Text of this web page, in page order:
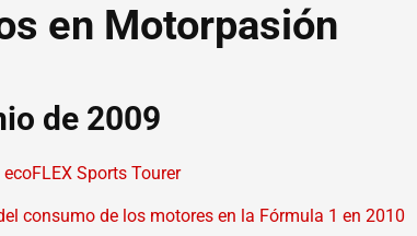
en Motorpasión
de 2009
Sports Tourer
consumo de los motores en la Fórmula 1 en 2010